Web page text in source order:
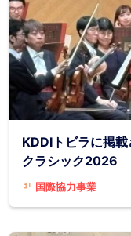
KDDIトビラに掲
クラシック2026
国際協力事業